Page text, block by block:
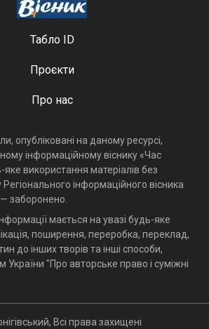
Табло ID
Проєкти
Про нас
опубліковані на даному ресурсі,
інформаційному віснику «Час
яке використання матеріалів без
інформаційного вісника
— заборонено.
мається на увазі будь-яке
поширення, переробка, переклад,
до інших творів та інші способи,
України "Про авторське право і суміжні
Всі права захищені